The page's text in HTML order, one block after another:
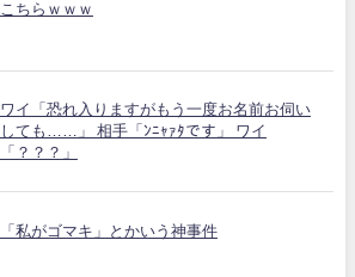
こちらｗｗｗ
ワイ「恐れ入りますがもう一度お名前お伺い
しても……」 相手「ﾝﾆｬｧﾀです」 ワイ
「？？？」
「私がゴマキ」とかいう神事件